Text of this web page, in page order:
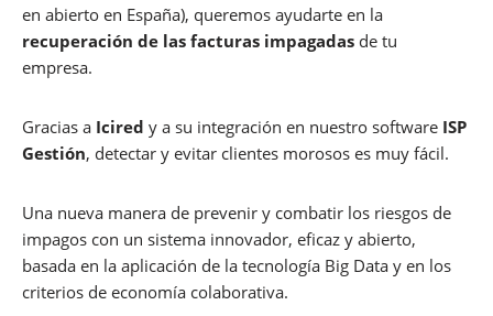
en abierto en España), queremos ayudarte en la
recuperación de las facturas impagadas de tu
empresa.
Gracias a Icired y a su integración en nuestro software ISP
Gestión, detectar y evitar clientes morosos es muy fácil.
Una nueva manera de prevenir y combatir los riesgos de
impagos con un sistema innovador, eficaz y abierto,
basada en la aplicación de la tecnología Big Data y en los
criterios de economía colaborativa.